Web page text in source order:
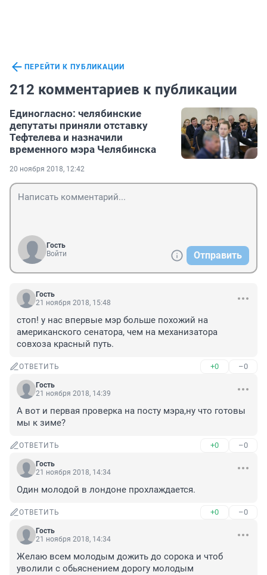
ПЕРЕЙТИ К ПУБЛИКАЦИИ
212 комментариев к публикации
Единогласно: челябинские
депутаты приняли отставку
Тефтелева и назначили
временного мэра Челябинска
20 ноября 2018, 12:42
Гость
Войти
Отправить
Гость
21 ноября 2018, 15:48
стоп! у нас впервые мэр больше похожий на
американского сенатора, чем на механизатора
совхоза красный путь.
ОТВЕТИТЬ +0 –0
Гость
21 ноября 2018, 14:39
А вот и первая проверка на посту мэра,ну что готовы
мы к зиме?
ОТВЕТИТЬ +0 –0
Гость
21 ноября 2018, 14:34
Один молодой в лондоне прохлаждается.
ОТВЕТИТЬ +0 –0
Гость
21 ноября 2018, 14:34
Желаю всем молодым дожить до сорока и чтоб
уволили с обьяснением дорогу молодым